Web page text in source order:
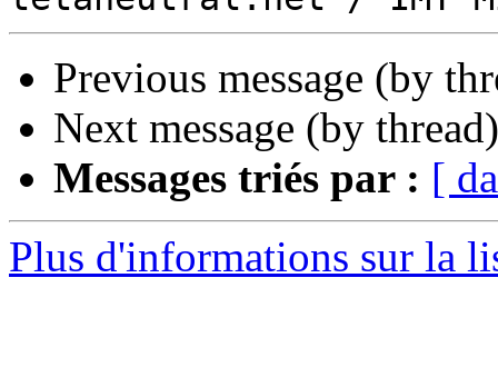
Previous message (by
Next message (by
Messages triés par : [
Plus d'informations sur la